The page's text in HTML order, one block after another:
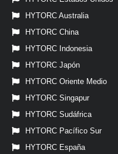
HYTORC Australia
HYTORC China
HYTORC Indonesia
HYTORC Japón
HYTORC Oriente Medio
HYTORC Singapur
HYTORC Sudáfrica
HYTORC Pacífico Sur
HYTORC España